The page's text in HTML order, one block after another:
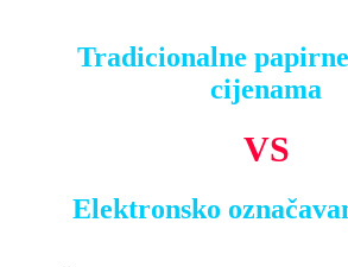
Tradicionalne
cijenama
VS
Elektronsko